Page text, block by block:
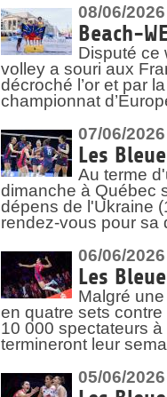
08/06/2026
Beach-
Disputé ce
volley a souri aux
décroché l’or et par
championnat
07/06/2026
Les
Au terme
dimanche à Québec
dépens de l'Ukraine
rendez-vous pour sa
06/06/2026
Les
Malgré
en quatre sets
10 000 spectateurs
termineront leur
05/06/2026